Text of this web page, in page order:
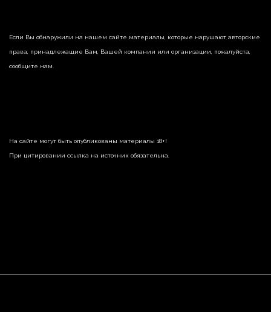
Если Вы обнаружили на нашем сайте материалы, которые нарушают авторские
права, принадлежащие Вам, Вашей компании или организации, пожалуйста,
сообщите нам.
На сайте могут быть опубликованы материалы 18+!
При цитировании ссылка на источник обязательна.